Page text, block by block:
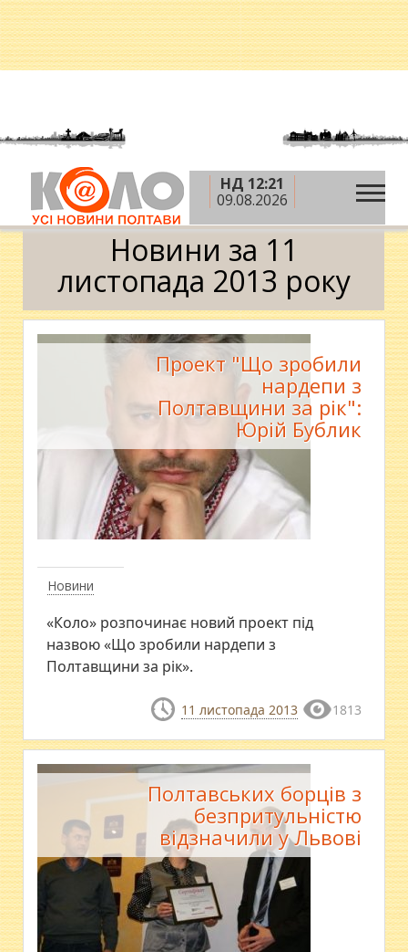
НД 12:21
09.08.2026
Головна » 2013 рік » листопад »
11 листопада
Календар
Новини за 11
листопада 2013 року
Новини
Проект "Що зробили
нардепи з
Полтавщини за рік":
Юрій Бублик
«Коло» розпочинає новий проект під
назвою «Що зробили нардепи з
Полтавщини за рік».
11 листопада 2013 1813
Полтавських борців з
безпритульністю
відзначили у Львові